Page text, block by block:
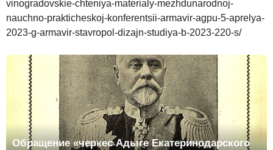
vinogradovskie-chteniya-materialy-mezhdunarodnoj-
nauchno-prakticheskoj-konferentsii-armavir-agpu-5-aprelya-
2023-g-armavir-stavropol-dizajn-studiya-b-2023-220-s/
Обращение «черкес Адыге Екатеринодарского